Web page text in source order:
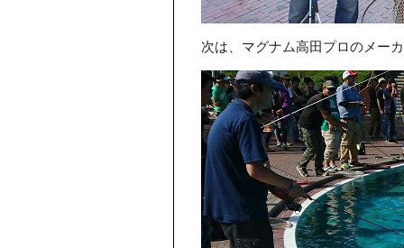
次は、マグナム高田プロのメー